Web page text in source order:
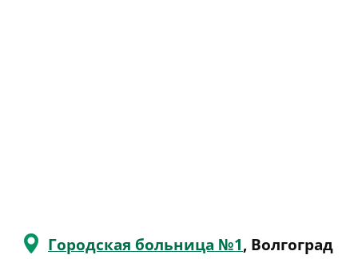
Городская больница №1, Волгоград